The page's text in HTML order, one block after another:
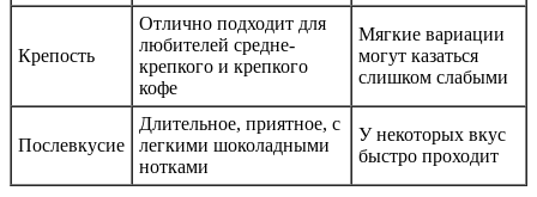
Крепость
Отлично подходит для
любителей средне-
крепкого и крепкого
кофе
Мягкие вариации
могут казаться
слишком слабыми
Послевкусие
Длительное, приятное, с
легкими шоколадными
нотками
У некоторых вкус
быстро проходит